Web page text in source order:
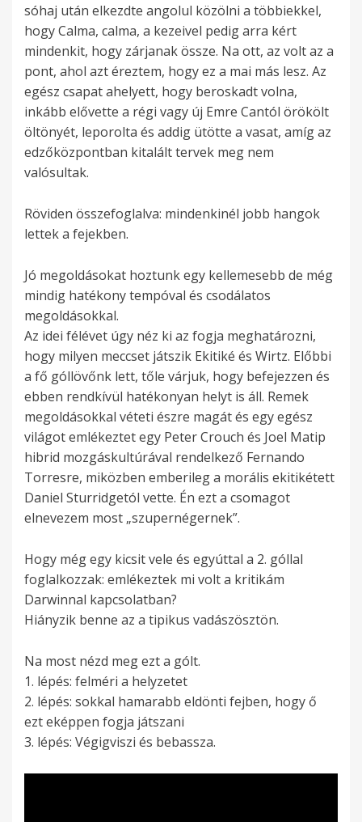
sóhaj után elkezdte angolul közölni a többiekkel,
hogy Calma, calma, a kezeivel pedig arra kért
mindenkit, hogy zárjanak össze. Na ott, az volt az a
pont, ahol azt éreztem, hogy ez a mai más lesz. Az
egész csapat ahelyett, hogy beroskadt volna,
inkább elővette a régi vagy új Emre Cantól örökölt
öltönyét, leporolta és addig ütötte a vasat, amíg az
edzőközpontban kitalált tervek meg nem
valósultak.
Röviden összefoglalva: mindenkinél jobb hangok
lettek a fejekben.
Jó megoldásokat hoztunk egy kellemesebb de még
mindig hatékony tempóval és csodálatos
megoldásokkal.
Az idei félévet úgy néz ki az fogja meghatározni,
hogy milyen meccset játszik Ekitiké és Wirtz. Előbbi
a fő góllövőnk lett, tőle várjuk, hogy befejezzen és
ebben rendkívül hatékonyan helyt is áll. Remek
megoldásokkal véteti észre magát és egy egész
világot emlékeztet egy Peter Crouch és Joel Matip
hibrid mozgáskultúrával rendelkező Fernando
Torresre, miközben emberileg a morális ekitikétett
Daniel Sturridgetól vette. Én ezt a csomagot
elnevezem most „szupernégernek”.
Hogy még egy kicsit vele és egyúttal a 2. góllal
foglalkozzak: emlékeztek mi volt a kritikám
Darwinnal kapcsolatban?
Hiányzik benne az a tipikus vadászösztön.
Na most nézd meg ezt a gólt.
1. lépés: felméri a helyzetet
2. lépés: sokkal hamarabb eldönti fejben, hogy ő
ezt eképpen fogja játszani
3. lépés: Végigviszi és bebassza.